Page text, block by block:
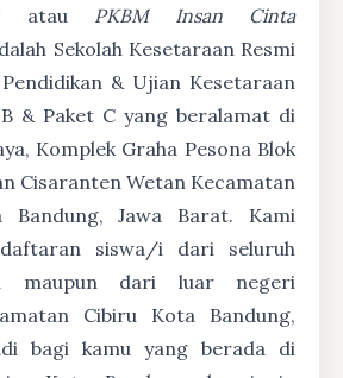
atau PKBM Insan Cinta
Sekolah Kesetaraan Resmi
& Ujian Kesetaraan
& Paket C yang beralamat di
Komplek Graha Pesona Blok
Cisaranten Wetan Kecamatan
Bandung, Jawa Barat. Kami
siswa/i dari seluruh
maupun dari luar negeri
Cibiru Kota Bandung,
bagi kamu yang berada di